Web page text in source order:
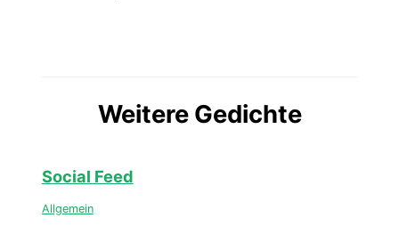
Weitere Gedichte
Social Feed
Allgemein